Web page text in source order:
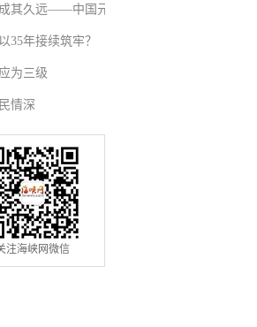
其久远——中国元
派
35年接续筑牢？
为三级
情深
注海峡网微信